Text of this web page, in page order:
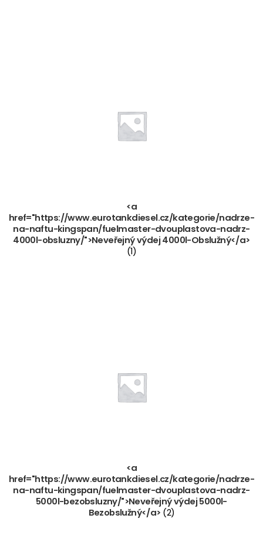
<a
href="https://www.eurotankdiesel.cz/kategorie/nadrze-
na-naftu-kingspan/fuelmaster-dvouplastova-nadrz-
4000l-obsluzny/">Neveřejný výdej 4000l-Obslužný</a>
(1)
<a
href="https://www.eurotankdiesel.cz/kategorie/nadrze-
na-naftu-kingspan/fuelmaster-dvouplastova-nadrz-
5000l-bezobsluzny/">Neveřejný výdej 5000l-
Bezobslužný</a> (2)